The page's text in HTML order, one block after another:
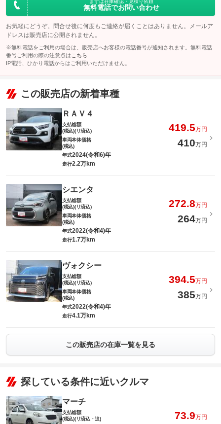
まずは在庫確認・見積り依頼
無料電話でお問い合わせ
お気軽にどうぞ。問合せ後に何度もご連絡が届くことはありません。メールア
ドレスは販売店に公開されません。
※無料電話をご利用の場合は、販売店へお客様の電話番号が通知されます。無料電話
番号ご利用の際の注意点は こちら
IP電話、ひかり電話からはご利用いただけません。
この販売店の新着車種
ＲＡＶ４
支払総額
(税込)(リ済込)
419.5万円
車両本体価格
(税込)
410万円
年式2024(令和6)年
走行2.2万km
シエンタ
支払総額
(税込)(リ済込)
272.8万円
車両本体価格
(税込)
264万円
年式2022(令和4)年
走行1.7万km
ヴォクシー
支払総額
(税込)(リ済込)
394.5万円
車両本体価格
(税込)
385万円
年式2022(令和4)年
走行4.1万km
この販売店の在庫一覧を見る
探している条件に近いクルマ
マーチ
支払総額
(税込)(リ済込・追)
73.9万円